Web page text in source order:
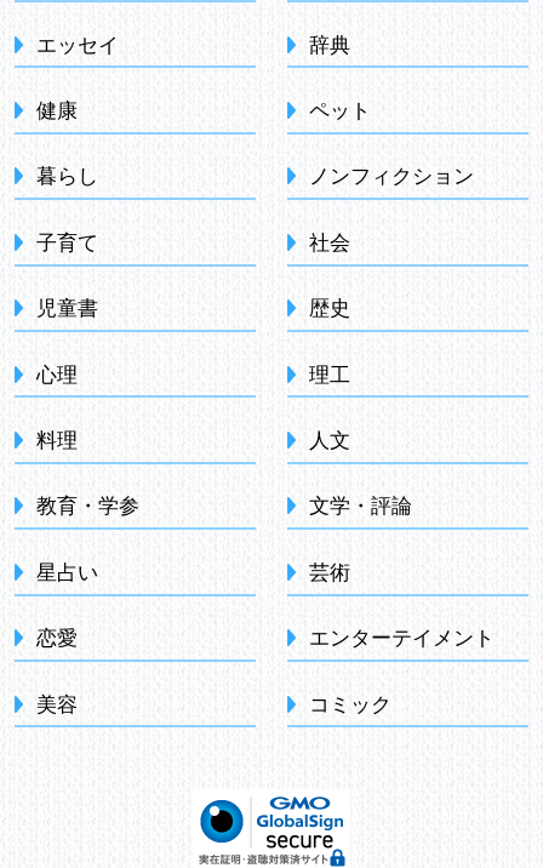
エッセイ
健康
暮らし
子育て
児童書
心理
料理
教育・学参
星占い
恋愛
美容
辞典
ペット
ノンフィクション
社会
歴史
理工
人文
文学・評論
芸術
エンターテイメント
コミック